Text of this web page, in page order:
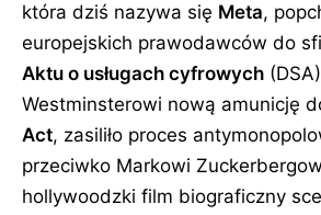
która dziś nazywa się Meta,
europejskich prawodawców do
Aktu o usługach cyfrowych
Westminsterowi nową amunicję
Act, zasiliło proces
przeciwko Markowi
hollywoodzki film biograficzny